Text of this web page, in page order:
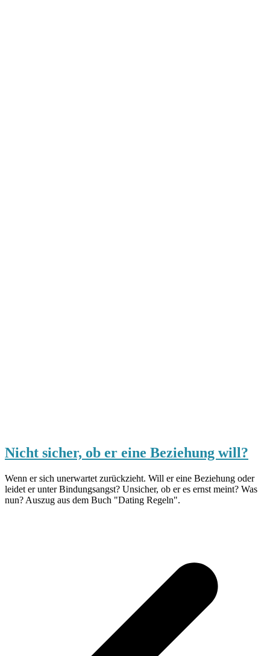
Nicht sicher, ob er eine Beziehung will?
Wenn er sich unerwartet zurückzieht. Will er eine Beziehung oder
leidet er unter Bindungsangst? Unsicher, ob er es ernst meint? Was
nun? Auszug aus dem Buch "Dating Regeln".